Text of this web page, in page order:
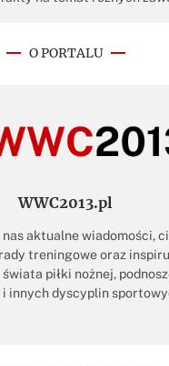
O PORTALU
WWC2013.pl
nas aktualne wiadomości,
treningowe oraz
piłki nożnej,
innych dyscyplin